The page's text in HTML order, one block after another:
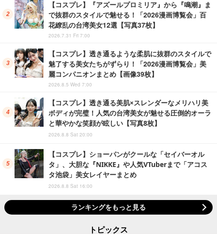
【コスプレ】『アズールプロミリア』から『鳴潮』ま
で抜群のスタイルで魅せる！「2026漫画博覧会」百
花繚乱の台湾美女12選【写真37枚】
2026.7.31 Fri 7:00
【コスプレ】透き通るような柔肌に抜群のスタイルで
魅了する美女たちがずらり！「2026漫画博覧会」美
麗コンパニオンまとめ【画像39枚】
2026.8.5 Wed 7:00
【コスプレ】透き通る美肌×スレンダーなメリハリ美
ボディが完璧！人気の台湾美女が魅せる圧倒的オーラ
と華やかな笑顔が眩しい【写真8枚】
2026.8.8 Sat 20:00
【コスプレ】ショーパンがクールな「セイバーオル
タ」、大胆な『NIKKE』や人気VTuberまで「アコス
タ池袋」美女レイヤーまとめ
2026.8.8 Sat 16:00
ランキングをもっと見る
トピックス